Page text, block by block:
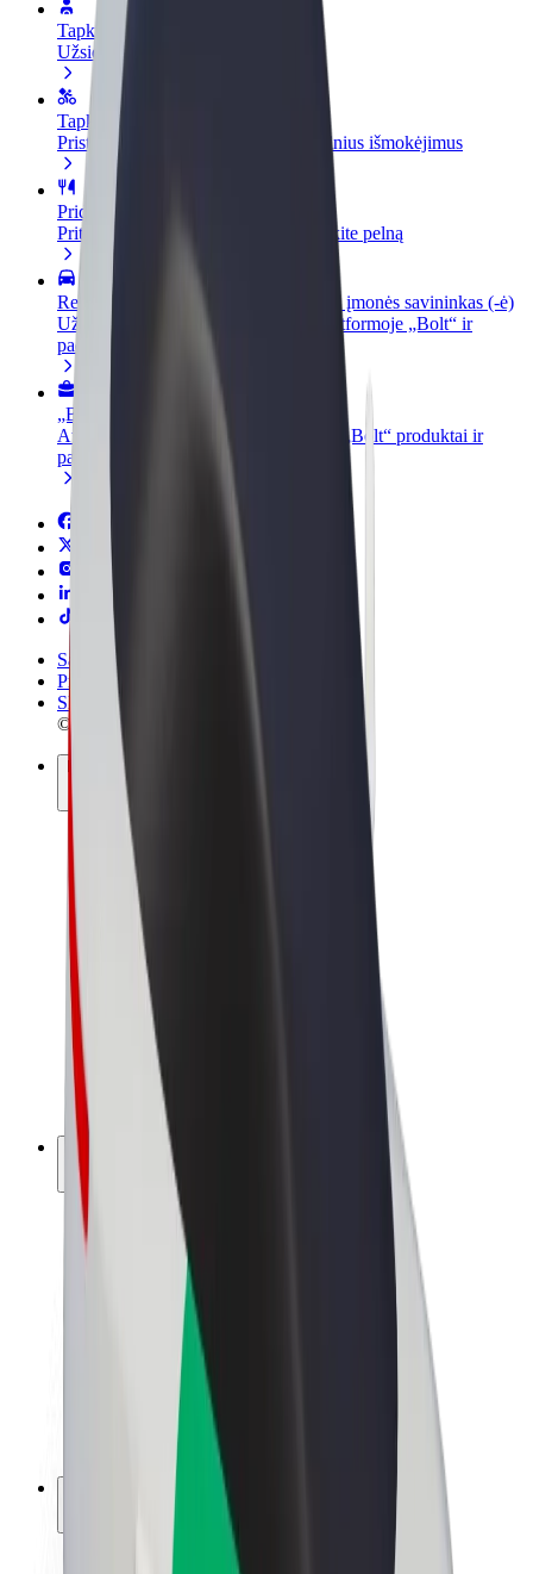
Tapkite vairuotoju (-a)
Užsidirbkite jums patogiu metu
Tapkite kurjeriu (-e)
Pristatinėkite maistą ir gaukite savaitinius išmokėjimus
Pridėti restoraną ar parduotuvę
Pritraukite daugiau klientų ir padidinkite pelną
Registruotis kaip automobilių nuomos įmonės savininkas (-ė)
Užregistruokite savo automobilius platformoje „Bolt“ ir
padidinkite pajamas
„Bolt for Business“
Atskirų įmonių poreikiams pritaikomi „Bolt“ produktai ir
paslaugos
Sąlygos
Privatumas
Slapukai
© 2026 Bolt Technology OÜ
Paslaugos
Kelionės
Paspirtukai
„Bolt Market“
„Bolt Food“
„Bolt Drive“
„Bolt for Business“
El. dviračiai
„Bolt Plus“
Užsidirbkite su „Bolt“
Vairuotojai
Vairuotojo pajamos
Kurjerio pajamos
„Bolt Food“ restoranai ir parduotuvės
Automobilių nuomos parkai